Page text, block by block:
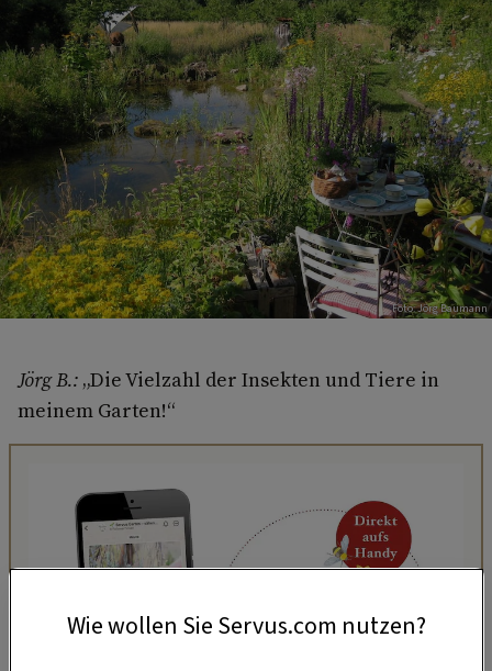
Foto: Jörg Baumann
Jörg B.: „Die Vielzahl der Insekten und Tiere in
meinem Garten!“
Wie wollen Sie Servus.com nutzen?